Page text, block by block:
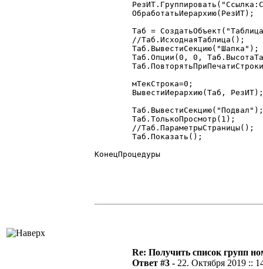
КонецПроцедуры
Re: Получить список групп
Ответ #3 - 22. Октября 2019 ::